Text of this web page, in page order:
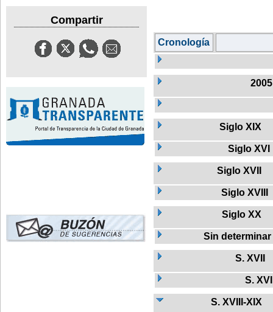
Compartir
Cronología
2005
Siglo XIX
Siglo XVI
Siglo XVII
Siglo XVIII
Siglo XX
Sin determinar
S. XVII
S.
S. XVIII-XIX